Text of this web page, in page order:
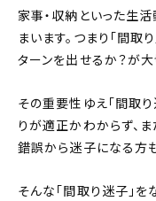
インテリア
暮らし
daily mukuri/
家事・収納といった生
まいます。つまり「間
ターンを出せるか？が大
その重要性ゆえ「間取
りが適正かわからず、
錯誤から迷子になる方
そんな「間取り迷子」を